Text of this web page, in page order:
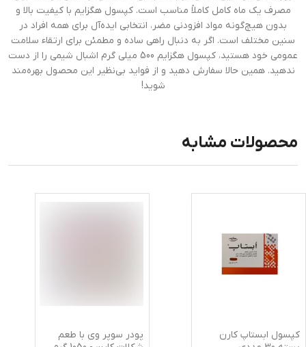
مصرف یک ماه کامل کاملاً مناسب است. کپسول هگزایم با کیفیت بالا و
بدون هیچ‌گونه مواد افزودنی مضر، انتخابی ایده‌آل برای همه افراد در
سنین مختلف است. اگر به دنبال راهی ساده و مطمئن برای ارتقاء سلامت
عمومی خود هستید، کپسول هگزایم 500 میلی گرم اشبال شیمی را از دست
ندهید. همین حالا سفارش دهید و از فواید بی‌نظیر این محصول بهره‌مند
شوید!
محصولات مشابه
کپسول ابستاپ کارن
پودر سوپر وی با طعم